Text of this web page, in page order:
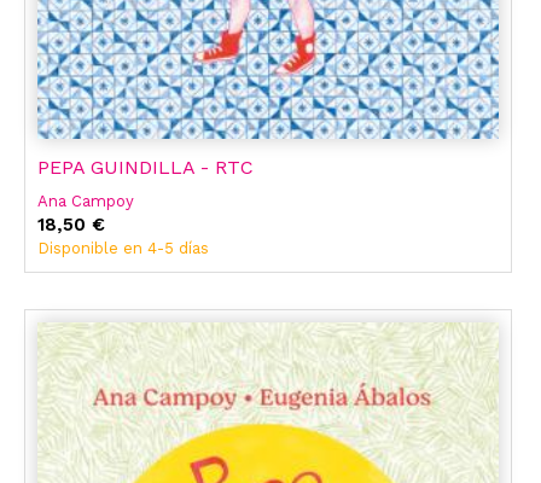
PEPA GUINDILLA - RTC
Ana Campoy
18,50 €
Disponible en 4-5 días